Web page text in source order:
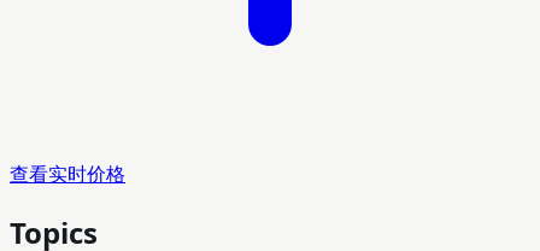
查看实时价格
Topics